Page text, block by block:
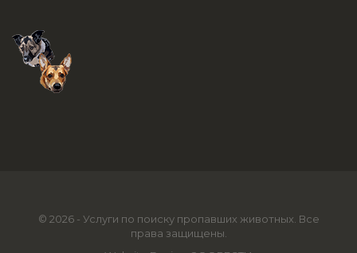
© 2026 - Услуги по поиску пропавших животных. Все
права защищены.